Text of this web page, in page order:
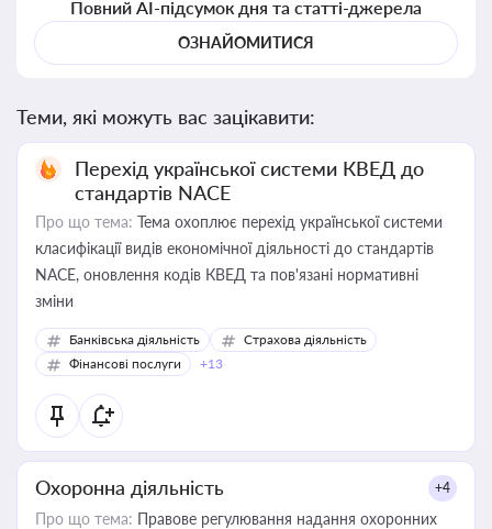
Повний AI-підсумок дня та статті-джерела
ОЗНАЙОМИТИСЯ
Теми, які можуть вас зацікавити:
Перехід української системи КВЕД до
стандартів NACE
Про що тема: Тема охоплює перехід української системи
класифікації видів економічної діяльності до стандартів
NACE, оновлення кодів КВЕД та пов'язані нормативні
зміни
Банківська діяльність
Страхова діяльність
Фінансові послуги
+13
Охоронна діяльність +4
Про що тема: Правове регулювання надання охоронних